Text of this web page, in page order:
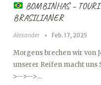
BOMBINHAS –
BRASILIANER
Alexander Feb. 17, 2025
Morgens brechen wir von
unserer Reifen macht uns
>-->-->…